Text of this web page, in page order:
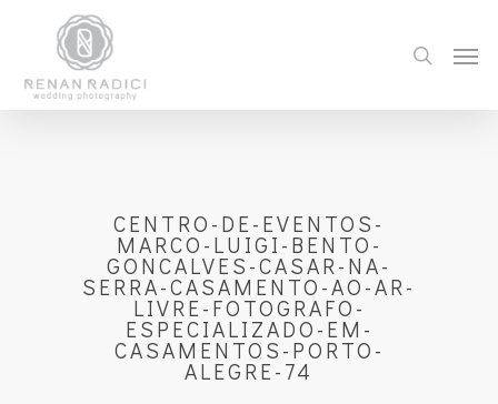
CENTRO-DE-EVENTOS-
MARCO-LUIGI-BENTO-
GONCALVES-CASAR-NA-
SERRA-CASAMENTO-AO-AR-
LIVRE-FOTOGRAFO-
ESPECIALIZADO-EM-
CASAMENTOS-PORTO-
ALEGRE-74